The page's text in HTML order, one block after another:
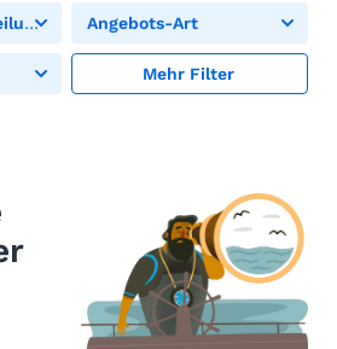
Angebots-Art
Mehr Filter